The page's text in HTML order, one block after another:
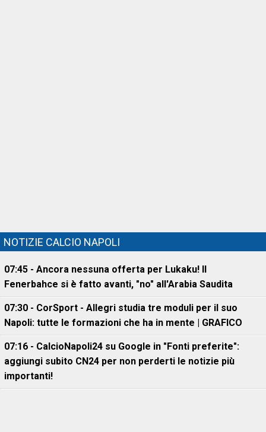
NOTIZIE CALCIO NAPOLI
07:45 - Ancora nessuna offerta per Lukaku! Il
Fenerbahce si è fatto avanti, "no" all'Arabia Saudita
07:30 - CorSport - Allegri studia tre moduli per il suo
Napoli: tutte le formazioni che ha in mente | GRAFICO
07:16 - CalcioNapoli24 su Google in "Fonti preferite":
aggiungi subito CN24 per non perderti le notizie più
importanti!